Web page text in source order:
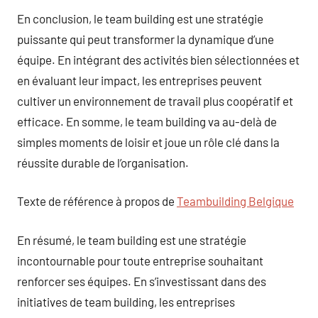
En conclusion, le team building est une stratégie
puissante qui peut transformer la dynamique d’une
équipe. En intégrant des activités bien sélectionnées et
en évaluant leur impact, les entreprises peuvent
cultiver un environnement de travail plus coopératif et
efficace. En somme, le team building va au-delà de
simples moments de loisir et joue un rôle clé dans la
réussite durable de l’organisation.
Texte de référence à propos de Teambuilding Belgique
En résumé, le team building est une stratégie
incontournable pour toute entreprise souhaitant
renforcer ses équipes. En s’investissant dans des
initiatives de team building, les entreprises